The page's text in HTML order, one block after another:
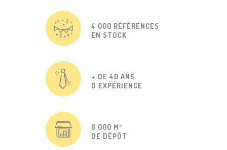
4 000 RÉFÉRENCES
EN STOCK
+ DE 40 ANS
D'EXPÉRIENCE
6 000 M²
DE DÉPÔT